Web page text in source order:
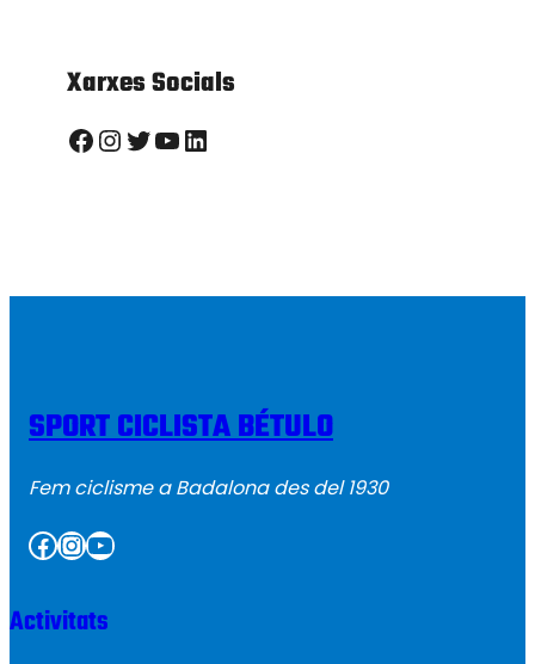
Xarxes Socials
Facebook InstagramTwitter YouTube LinkedIn
SPORT CICLISTA BÉTULO
Fem ciclisme a Badalona des del 1930
Facebook InstagramYouTube
Activitats